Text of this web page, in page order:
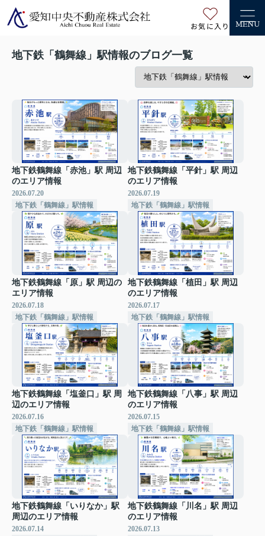
お気に入り MENU
地下鉄「鶴舞線」駅情報のブログ一覧
地下鉄鶴舞線「赤池」駅 周辺
のエリア情報
2026.07.20
地下鉄「鶴舞線」駅情報
地下鉄鶴舞線「平針」駅 周辺
のエリア情報
2026.07.19
地下鉄「鶴舞線」駅情報
地下鉄鶴舞線「原」駅 周辺の
エリア情報
2026.07.18
地下鉄「鶴舞線」駅情報
地下鉄鶴舞線「植田」駅 周辺
のエリア情報
2026.07.17
地下鉄「鶴舞線」駅情報
地下鉄鶴舞線「塩釜口」駅 周
辺のエリア情報
2026.07.16
地下鉄「鶴舞線」駅情報
地下鉄鶴舞線「八事」駅 周辺
のエリア情報
2026.07.15
地下鉄「鶴舞線」駅情報
地下鉄鶴舞線「いりなか」駅
周辺のエリア情報
2026.07.14
地下鉄鶴舞線「川名」駅 周辺
のエリア情報
2026.07.13